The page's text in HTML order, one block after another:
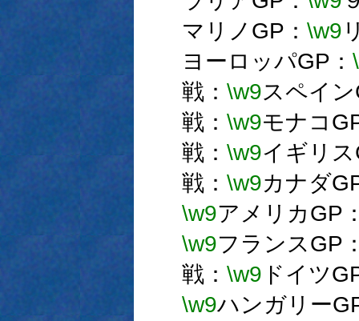
マリノGP： \w9
ヨーロッパGP：
戦： \w9スペイ
戦： \w9モナコ
戦： \w9イギリ
戦： \w9カナダ
\w9アメリカGP
\w9フランスGP
戦： \w9 ドイツ
\w9ハンガリー